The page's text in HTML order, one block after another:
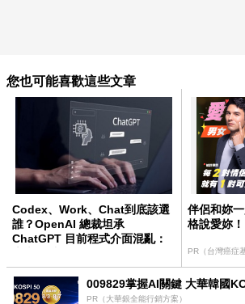
您也可能喜歡這些文章
Codex、Work、Chat到底該選
誰？OpenAI 總裁坦承
ChatGPT 目前程式介面混亂：
伴侶和妳
格說愛妳！
PR（台灣癌症
009829掌握AI關鍵 大華韓國
PR（大華銀全能行銷方案）